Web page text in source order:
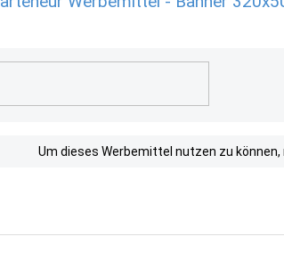
Um dieses Werbemittel nutzen zu